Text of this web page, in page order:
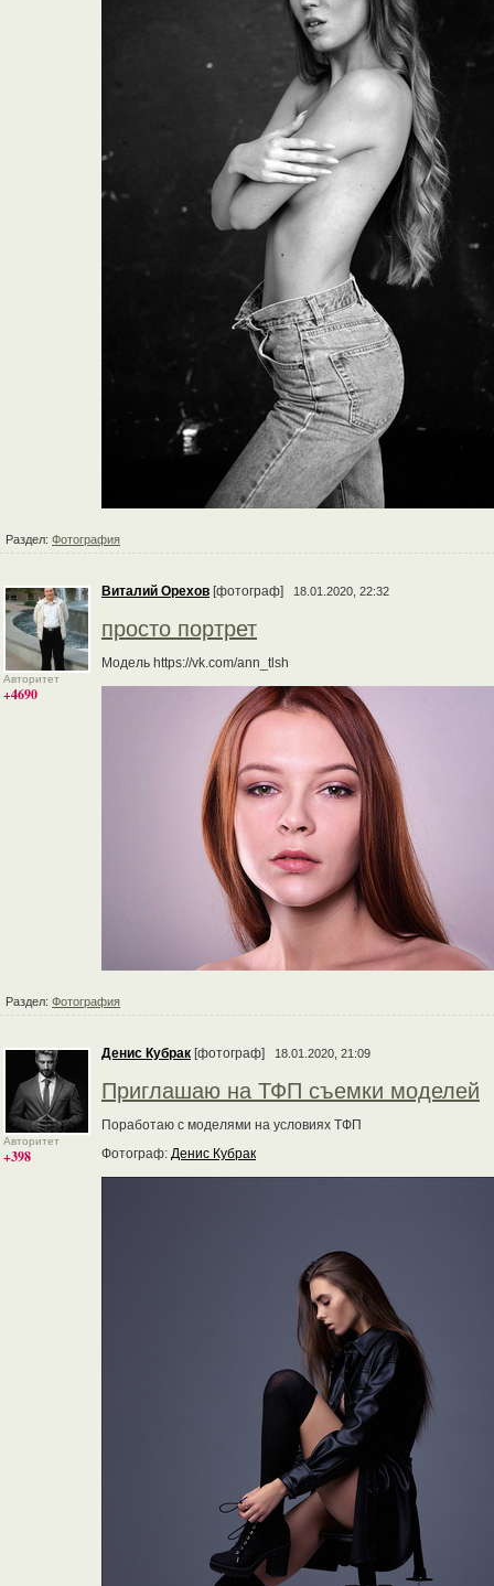
Раздел: Фотография
Авторитет
+4690
Виталий Орехов [фотограф] 18.01.2020, 22:32
просто портрет
Модель https://vk.com/ann_tlsh
Раздел: Фотография
Авторитет
+398
Денис Кубрак [фотограф] 18.01.2020, 21:09
Приглашаю на ТФП съемки моделей
Поработаю с моделями на условиях ТФП
Фотограф: Денис Кубрак